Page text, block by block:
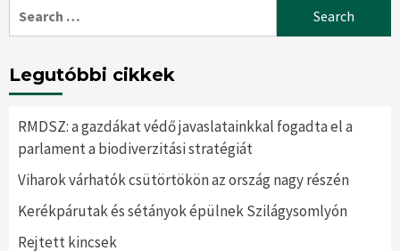
for:
Legutóbbi cikkek
RMDSZ: a gazdákat védő javaslatainkkal fogadta el a
parlament a biodiverzitási stratégiát
Viharok várhatók csütörtökön az ország nagy részén
Kerékpárutak és sétányok épülnek Szilágysomlyón
Rejtett kincsek